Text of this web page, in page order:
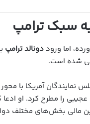
سبک ترامپ
اما وروددونالد ترامپ
شده است.
آمریکا با
عجیبی را مطرح کرد. او